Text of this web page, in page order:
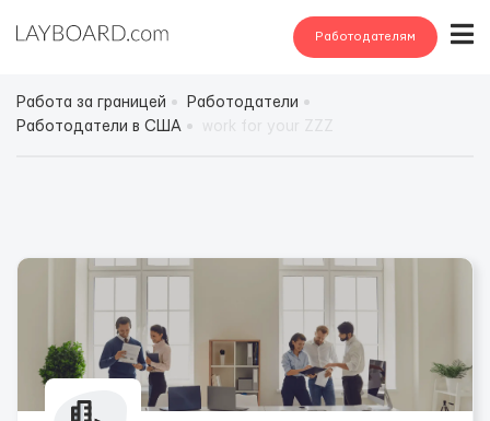
Работодателям
Работа за границей
Работодатели
Работодатели в США